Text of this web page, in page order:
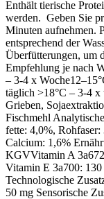
Enthält tierische
werden. Geben Sie
Minuten aufnehmen.
entsprechend der
Überfütterungen, um
Empfehlung je nach
– 3-4 x
täglich >18°C – 3-4 x
Grieben,
Fischmehl
fette: 4,0%,
Calcium: 1,6%
KGVVitamin A
Vitamin E 3a700:
Technologische
50 mg Sensorische